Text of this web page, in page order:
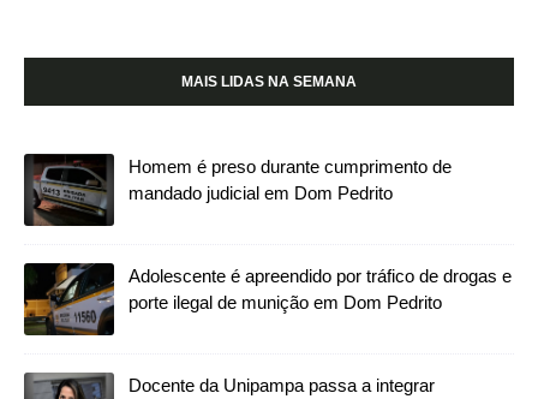
MAIS LIDAS NA SEMANA
Homem é preso durante cumprimento de
mandado judicial em Dom Pedrito
Adolescente é apreendido por tráfico de drogas e
porte ilegal de munição em Dom Pedrito
Docente da Unipampa passa a integrar